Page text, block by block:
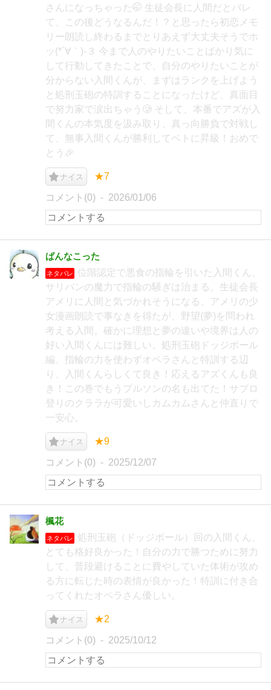
さんになっちゃった🤭 生徒会長に人間だとバレ
て、この後どうなるんだ！？と思ったら初恋メモ
リー朗読し終わるまでとりあえず大丈夫そうでホ
ッ(*´∀｀)-３ 今まで人のやりたいことばかり気に
して行動してきたことで、自分のやりたいことが
分からない入間くんが、まずはランクを上げよう
と処刑玉砲の特訓することになったけど、真面目
で努力家で涙出ちゃう🥲 そして、本番でアズが入
間くんの本気度を汲み取り、真っ向勝負で対戦し
て、無事入間くんが勝利してベトに昇級！おめで
とう🎉
ナイス ★7
コメント(0) 2026/01/06
ぱんなこった
ネタバレ
位階認定で悪食の指輪を引いた入間くん、
サリバンの魔力で指輪の騒ぎは治まる。生徒会長
アメリに人間と気づかれそうになる、アメリの少
女漫画朗読で事なきを得たが、野望(夢)を問われ
考える入間。確かに理想と夢の違いや境界は人の
好い入間くんには難しい。処刑玉砲ドッジボール
編、指輪の力を使わずオペラさんと特訓する辺
り、入間くんらしくて良き！応えるアズくんも良
き！この巻でもうプルソンの名も出てた！サブロ
登りのクララが可愛いしカムカムさんと仲直りで
一安心。
ナイス ★9
コメント(0) 2025/12/07
楓花
ネタバレ
処刑玉砲（ドッジボール）回の入間くん、
とても格好良かった！自分の力で勝つために努力
して、普段避けることに費やしていた体術が攻め
る方に転じた時の表情が良かった！特訓に付き合
ってくれたオペラさん優しい。
ナイス ★2
コメント(0) 2025/10/12